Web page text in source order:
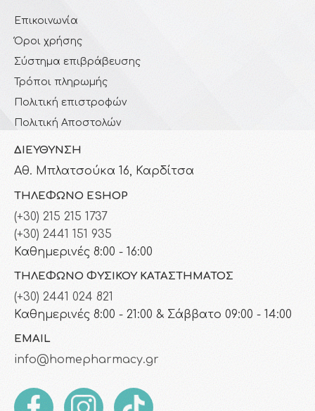
Επικοινωνία
Όροι χρήσης
Σύστημα επιβράβευσης
Τρόποι πληρωμής
Πολιτική επιστροφών
Πολιτική Αποστολών
ΔΙΕΎΘΥΝΣΗ
Αθ. Μπλατσούκα 16, Καρδίτσα
ΤΗΛΈΦΩΝΟ ESHOP
(+30) 215 215 1737
(+30) 2441 151 935
Καθημερινές 8:00 - 16:00
ΤΗΛΈΦΩΝΟ ΦΥΣΙΚΟΎ ΚΑΤΑΣΤΉΜΑΤΟΣ
(+30) 2441 024 821
Καθημερινές 8:00 - 21:00 & Σάββατο 09:00 - 14:00
EMAIL
info@homepharmacy.gr